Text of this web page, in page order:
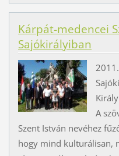
Kárpát-medencei
Sajókirályiban
A
Szent István nevéhez
hogy mind kulturálisan,